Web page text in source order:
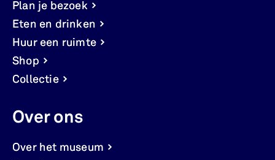
Plan je bezoek
Eten en drinken
Huur een ruimte
Shop
Collectie
Over ons
Over het museum